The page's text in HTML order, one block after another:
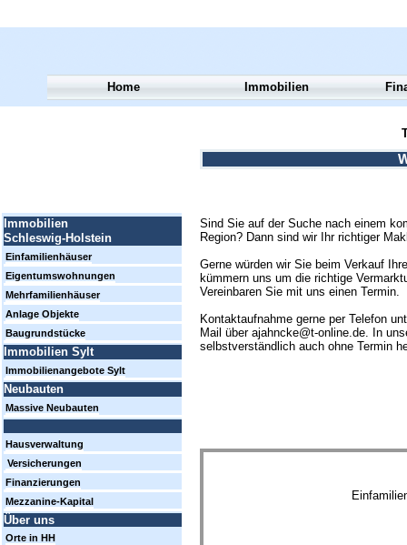
Sind Sie auf der Suche nach einem
Region? Dann sind wir Ihr richtiger
Gerne würden wir Sie beim Verkauf
kümmern uns um die richtige
Vereinbaren Sie mit uns einen Termin.
Kontaktaufnahme gerne per Telefon
Mail über ajahncke@t-online.de. In
selbstverständlich auch ohne Termin
Home Immobilien
Immobilien
Schleswig-Holstein
Einfamilienhäuser
Eigentumswohnungen
Mehrfamilienhäuser
Anlage Objekte
Baugrundstücke
Immobilien Sylt
Immobilienangebote Sylt
Neubauten
Massive Neubauten
Hausverwaltung
Versicherungen
Finanzierungen
Mezzanine-Kapital
Über uns
Orte in HH